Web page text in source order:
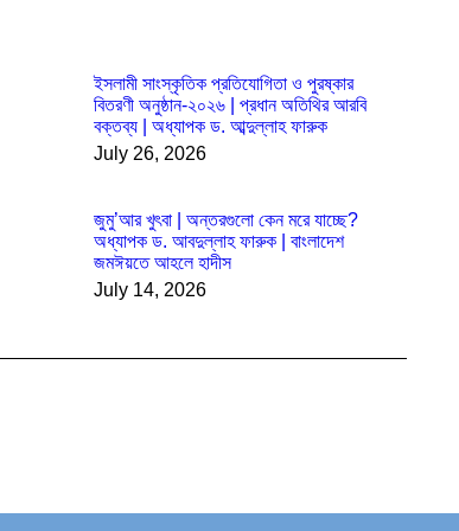
ইসলামী সাংস্কৃতিক প্রতিযোগিতা ও পুরষ্কার
বিতরণী অনুষ্ঠান-২০২৬ | প্রধান অতিথির আরবি
বক্তব্য | অধ্যাপক ড. আব্দুল্লাহ ফারুক
July 26, 2026
জুমু’আর খুৎবা | অন্তরগুলো কেন মরে যাচ্ছে?
অধ্যাপক ড. আবদুল্লাহ ফারুক | বাংলাদেশ
জমঈয়তে আহলে হাদীস
July 14, 2026